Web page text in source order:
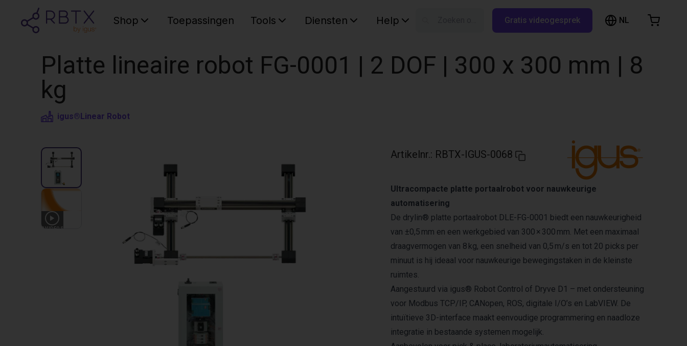
Shop Toepassingen Tools Diensten Help Gratis videogesprek NL
Platte lineaire robot FG-0001 | 2 DOF | 300 x 300 mm | 8
kg
igus®Linear Robot
3 VIDEOS
Artikelnr.: RBTX-IGUS-0068
Ultracompacte platte portaalrobot voor nauwkeurige
automatisering
De drylin® platte portaalrobot DLE-FG-0001 biedt een nauwkeurigheid
van ±0,5 mm en een werkgebied van 300 × 300 mm. Met een maximaal
draagvermogen van 8 kg, een snelheid van 0,5 m/s en tot 20 picks per
minuut is hij ideaal voor nauwkeurige bewegingstaken in de kleinste
ruimtes.
Aangestuurd via igus® Robot Control of Dryve D1 – met ondersteuning
voor Modbus TCP/IP, CANopen, ROS, digitale I/O’s en LabVIEW. De
intuïtieve 3D-interface maakt eenvoudige programmering en naadloze
integratie in bestaande systemen mogelijk.
Blader door de webshop